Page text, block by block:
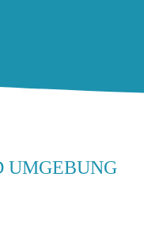
UMGEBUNG